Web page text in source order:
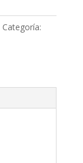
Categoría: